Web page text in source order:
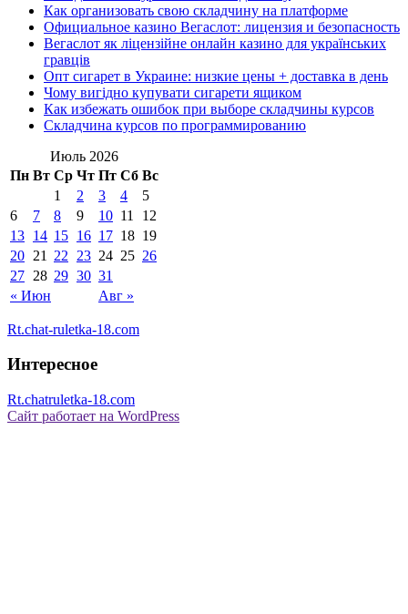
Как организовать свою складчину на платформе
Официальное казино Вегаслот: лицензия и безопасность
Вегаслот як ліцензійне онлайн казино для українських
гравців
Опт сигарет в Украине: низкие цены + доставка в день
Чому вигідно купувати сигарети ящиком
Как избежать ошибок при выборе складчины курсов
Складчина курсов по программированию
Июль 2026
Пн Вт Ср Чт Пт Сб Вс
« Июн Авг »
1 2 3 4
5
6
7 8 9 10 11
12
13 14 15 16 17 18 19
20 21 22 23 24 25 26
27 28 29 30 31
Rt.chat-ruletka-18.com
Интересное
Rt.chatruletka-18.com
Сайт работает на WordPress